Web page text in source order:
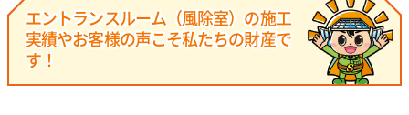
エントランスルーム（風除室）の施工
実績やお客様の声こそ私たちの財産で
す！